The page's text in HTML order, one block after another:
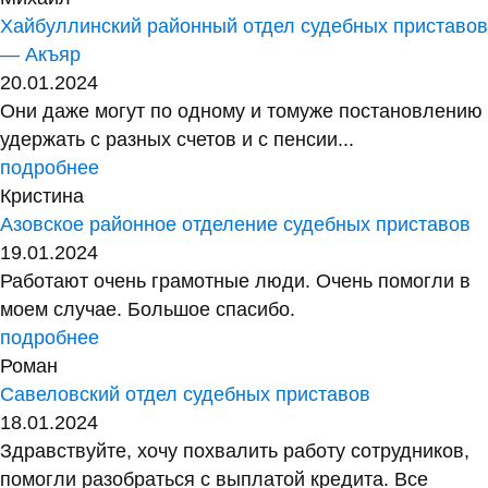
Хайбуллинский районный отдел судебных приставов
— Акъяр
20.01.2024
Они даже могут по одному и томуже постановлению
удержать с разных счетов и с пенсии...
подробнее
Кристина
Азовское районное отделение судебных приставов
19.01.2024
Работают очень грамотные люди. Очень помогли в
моем случае. Большое спасибо.
подробнее
Роман
Савеловский отдел судебных приставов
18.01.2024
Здравствуйте, хочу похвалить работу сотрудников,
помогли разобраться с выплатой кредита. Все